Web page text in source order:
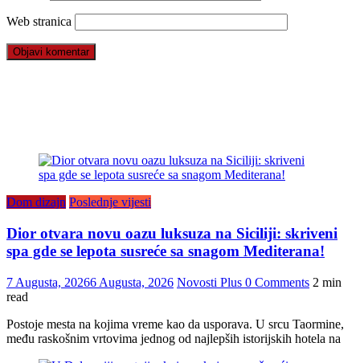
Web stranica
Dom dizajn Poslednje vijesti
Dior otvara novu oazu luksuza na Siciliji: skriveni
spa gde se lepota susreće sa snagom Mediterana!
7 Augusta, 20266 Augusta, 2026 Novosti Plus 0 Comments 2 min
read
Postoje mesta na kojima vreme kao da usporava. U srcu Taormine,
među raskošnim vrtovima jednog od najlepših istorijskih hotela na